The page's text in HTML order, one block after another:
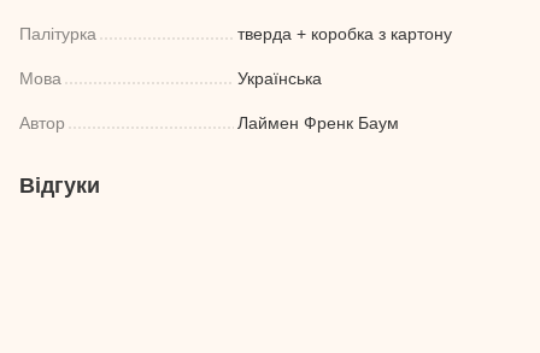
Палітурка тверда + коробка з картону
Мова Українська
Автор Лаймен Френк Баум
Відгуки